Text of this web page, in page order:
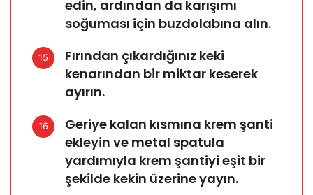
edin, ardından da karışımı
soğuması için buzdolabına alın.
15
Fırından çıkardığınız keki
kenarından bir miktar keserek
ayırın.
16
Geriye kalan kısmına krem şanti
ekleyin ve metal spatula
yardımıyla krem şantiyi eşit bir
şekilde kekin üzerine yayın.